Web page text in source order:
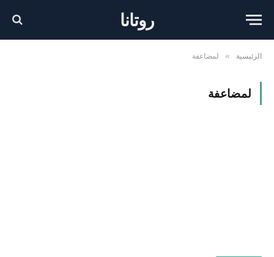
روتانا
الرئيسية » لمضاعفة
لمضاعفة